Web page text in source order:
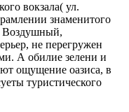
вокзала( ул.
знаменитого
Воздушный,
не перегружен
А обилие зелени и
ощущение оазиса, в
туристического